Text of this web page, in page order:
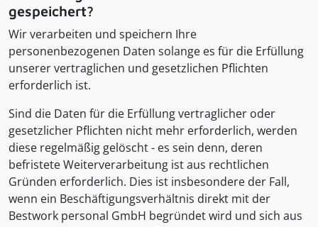
gespeichert?
Wir verarbeiten und speichern Ihre
personenbezogenen Daten solange es für die Erfüllung
unserer vertraglichen und gesetzlichen Pflichten
erforderlich ist.
Sind die Daten für die Erfüllung vertraglicher oder
gesetzlicher Pflichten nicht mehr erforderlich, werden
diese regelmäßig gelöscht - es sein denn, deren
befristete Weiterverarbeitung ist aus rechtlichen
Gründen erforderlich. Dies ist insbesondere der Fall,
wenn ein Beschäftigungsverhältnis direkt mit der
Bestwork personal GmbH begründet wird und sich aus